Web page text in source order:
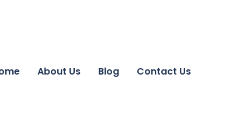
About Us Blog Contact Us